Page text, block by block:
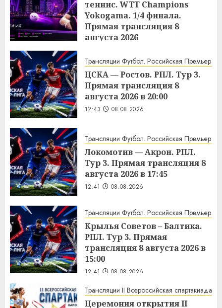
теннис. WTТ Champions
Yokogama. 1/4 финала.
Прямая трансляция 8
августа 2026
Трансляции Футбол. Российская Премьер
ЦСКА — Ростов. РПЛ. Тур 3.
Прямая трансляция 8
августа 2026 в 20:00
12:43 08.08.2026
Трансляции Футбол. Российская Премьер
Локомотив — Акрон. РПЛ.
Тур 3. Прямая трансляция 8
августа 2026 в 17:45
12:41 08.08.2026
Трансляции Футбол. Российская Премьер
Крылья Советов – Балтика.
РПЛ. Тур 3. Прямая
трансляция 8 августа 2026 в
15:00
12:41 08.08.2026
Трансляции II Всероссийская спартакиада
Церемония открытия II